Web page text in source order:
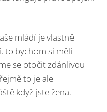
mládí je vlastně
to bychom si měli
se otočit zdánlivou
to je ale
když jste žena.